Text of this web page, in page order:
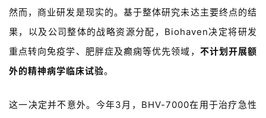
然而，商业研发是现实的。基于整体研究未达主要终点的结
果，以及公司整体的战略资源分配， Biohaven决定将研发
重点转向免疫学、肥胖症及癫痫等优先领域， 不计划开展额
外的精神病学临床试验。
这一决定并不意外。今年3月， BHV-7000在用于治疗急性